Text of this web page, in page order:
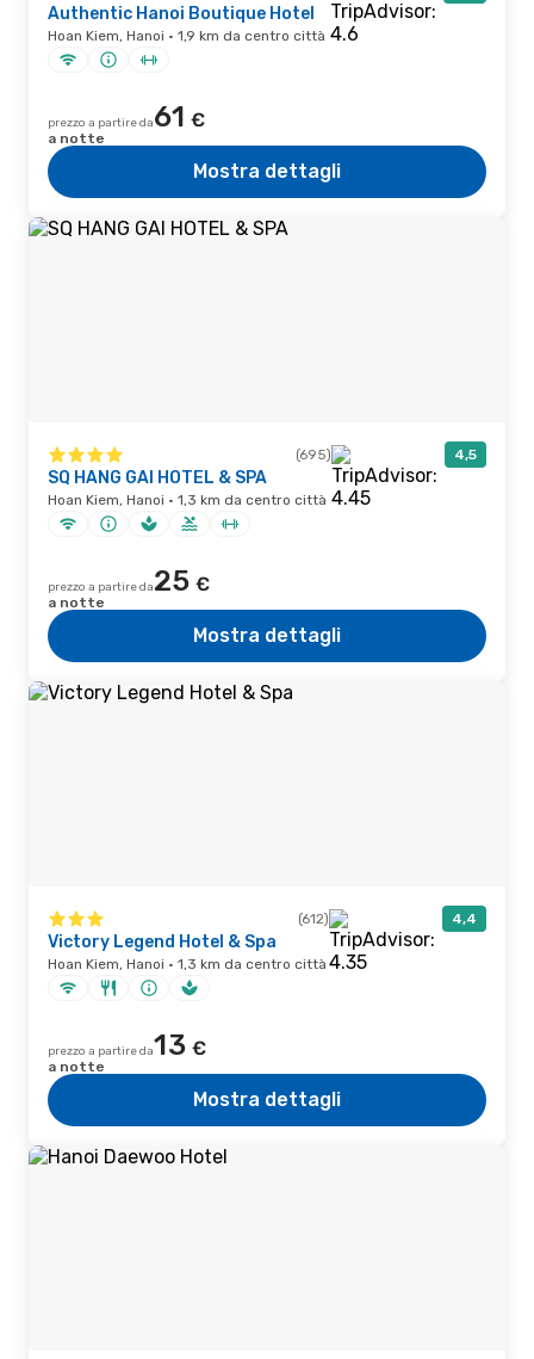
Authentic Hanoi Boutique Hotel
Hoan Kiem, Hanoi · 1,9 km da centro città
prezzo a partire da61 €
a notte
Mostra dettagli
(695) 4,5
SQ HANG GAI HOTEL & SPA
Hoan Kiem, Hanoi · 1,3 km da centro città
prezzo a partire da25 €
a notte
Mostra dettagli
(612) 4,4
Victory Legend Hotel & Spa
Hoan Kiem, Hanoi · 1,3 km da centro città
prezzo a partire da13 €
a notte
Mostra dettagli